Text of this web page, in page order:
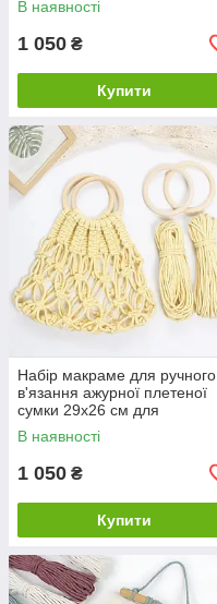
бірюзовий
В наявності
1 050 ₴
Купити
Набір макраме для ручного
в'язання ажурної плетеної
сумки 29х26 см для
рукоділля та творчості колір
жовтий
В наявності
1 050 ₴
Купити